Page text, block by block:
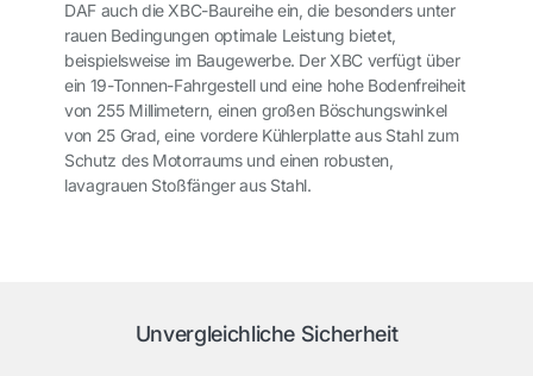
DAF auch die XBC-Baureihe ein, die besonders unter
rauen Bedingungen optimale Leistung bietet,
beispielsweise im Baugewerbe. Der XBC verfügt über
ein 19-Tonnen-Fahrgestell und eine hohe Bodenfreiheit
von 255 Millimetern, einen großen Böschungswinkel
von 25 Grad, eine vordere Kühlerplatte aus Stahl zum
Schutz des Motorraums und einen robusten,
lavagrauen Stoßfänger aus Stahl.
Unvergleichliche Sicherheit